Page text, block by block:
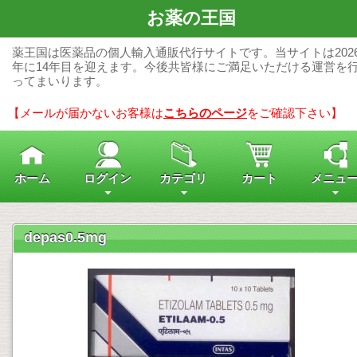
お薬の王国
薬王国は医薬品の個人輸入通販代行サイトです。当サイトは
年に14年目を迎えます。今後共皆様にご満足いただける運営を
ってまいります。
【メールが届かないお客様はこちらのページをご確認下さい】
ホーム ログイン カテゴリ カート メニュ
depas0.5mg